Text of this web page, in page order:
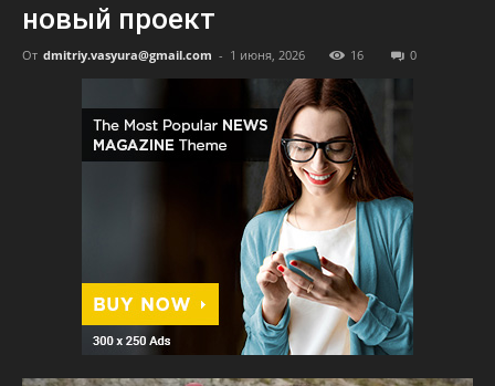
новый проект
От dmitriy.vasyura@gmail.com - 1 июня, 2026 16 0